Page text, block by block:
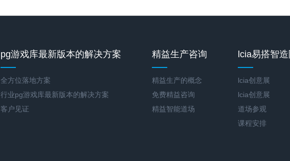
pg游戏库最新版本的解决方案
全方位落地方案
行业pg游戏库最新版本的解决方案
客户见证
精益生产咨询
精益生产的概念
免费精益咨询
精益智能道场
lcia易搭智
lcia创意展
lcia创意展
道场参观
课程安排